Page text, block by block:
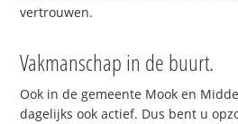
vertrouwen.
Vakmanschap in de buurt.
Ook in de gemeente Mook en
dagelijks ook actief. Dus bent u